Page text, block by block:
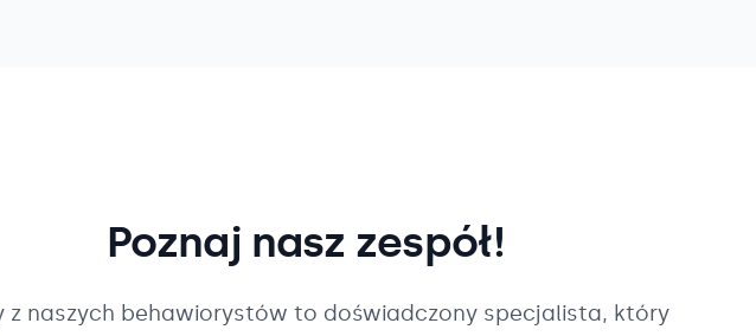
Poznaj nasz zespół!
z naszych behawiorystów to doświadczony specjalista, który